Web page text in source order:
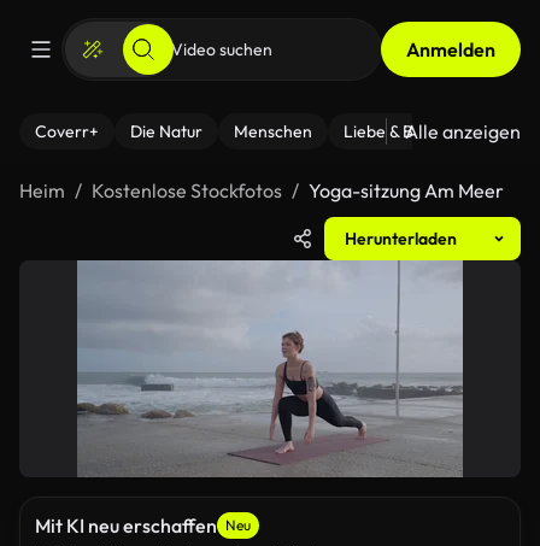
Anmelden
Coverr+ Die Natur Menschen Liebe & Beziehungen
Alle anzeigen
Heim Kostenlose Stockfotos Yoga-sitzung Am Meer
Herunterladen
Mit KI neu erschaffen Neu